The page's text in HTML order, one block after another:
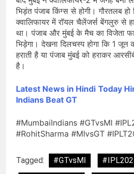
भिड़ंत पंजाब किंग्स से होगी। गौरतलब
क्वालिफायर में रॉयल चैलेंजर्स बेंगलुरु से
था। पंजाब और मुंबई के मैच का विजेता
भिड़ेगा। देखना दिलचस्प होगा कि 1 जून
हराती है या पंजाब मुंबई को हराकर
है।
Latest News in Hindi Today
Indians Beat GT
#MumbaiIndians #GTvsMI
#RohitSharma #MIvsGT
Tagged: #GTvsMI